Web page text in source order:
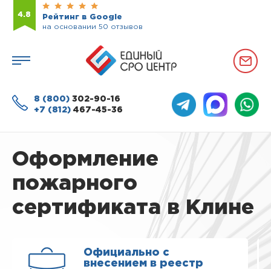
4.8
Рейтинг в Google
на основании 50 отзывов
8 (800) 302-90-16
+7 (812) 467-45-36
Оформление
пожарного
сертификата в Клине
Официально с
внесением в реестр